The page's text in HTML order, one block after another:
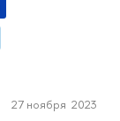
27 ноября 2023